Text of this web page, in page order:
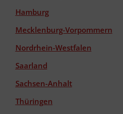
Hamburg
Mecklenburg-Vorpommern
Nordrhein-Westfalen
Saarland
Sachsen-Anhalt
Thüringen